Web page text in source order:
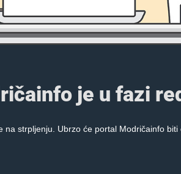
je u fazi
na strpljenju. Ubrzo će portal Modričainfo biti